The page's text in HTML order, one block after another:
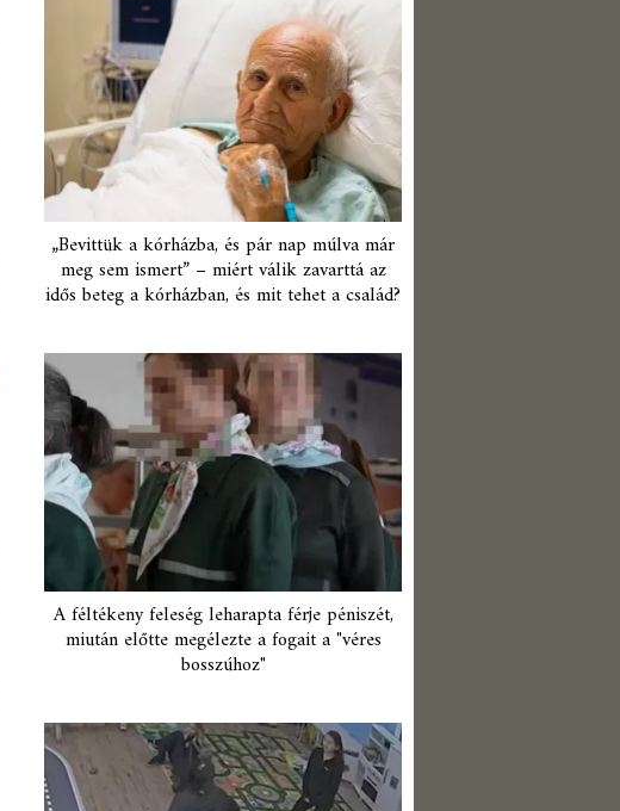
„Bevittük a kórházba, és pár nap múlva már
meg sem ismert” – miért válik zavarttá az
idős beteg a kórházban, és mit tehet a család?
A féltékeny feleség leharapta férje péniszét,
miután előtte megélezte a fogait a "véres
bosszúhoz"